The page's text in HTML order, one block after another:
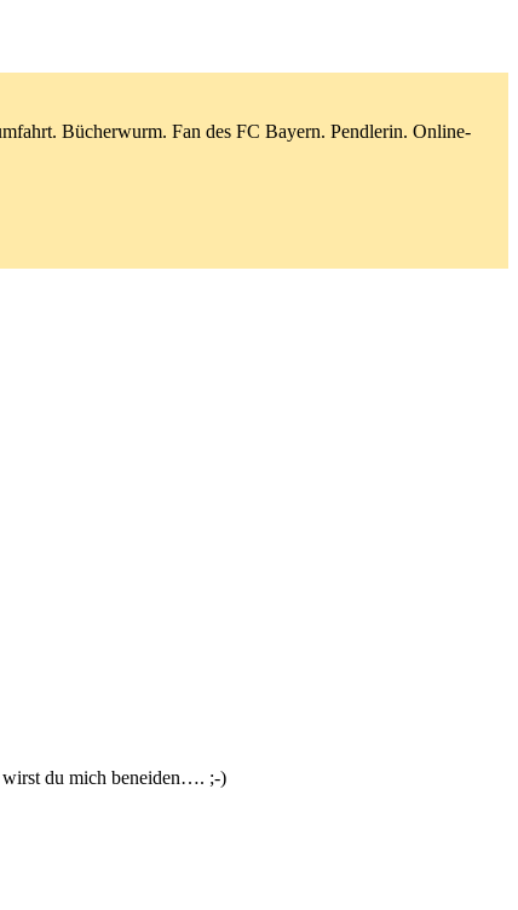
Bücherwurm. Fan des FC Bayern. Pendlerin. Online-
wirst du mich beneiden…. ;-)